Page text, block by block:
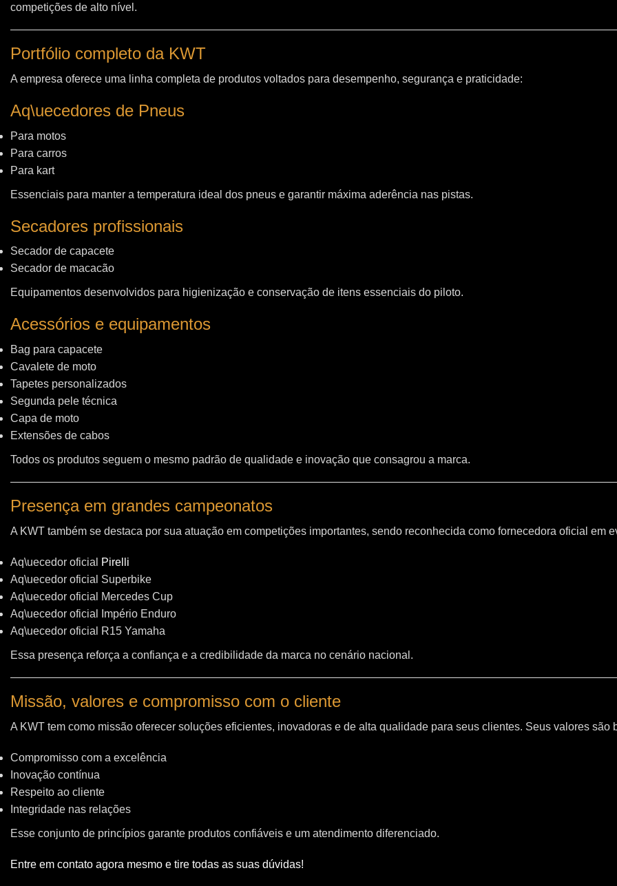
competições de alto nível.
Portfólio completo da KWT
A empresa oferece uma linha completa de produtos voltados para desempenho, segurança e praticidade:
Aq\uecedores de Pneus
Para motos
Para carros
Para kart
Essenciais para manter a temperatura ideal dos pneus e garantir máxima aderência nas pistas.
Secadores profissionais
Secador de capacete
Secador de macacão
Equipamentos desenvolvidos para higienização e conservação de itens essenciais do piloto.
Acessórios e equipamentos
Bag para capacete
Cavalete de moto
Tapetes personalizados
Segunda pele técnica
Capa de moto
Extensões de cabos
Todos os produtos seguem o mesmo padrão de qualidade e inovação que consagrou a marca.
Presença em grandes campeonatos
A KWT também se destaca por sua atuação em competições importantes, sendo reconhecida como fornecedora oficial em
Aq\uecedor oficial
Pirelli
Aq\uecedor oficial Superbike
Aq\uecedor oficial Mercedes Cup
Aq\uecedor oficial Império Enduro
Aq\uecedor oficial R15 Yamaha
Essa presença reforça a confiança e a credibilidade da marca no cenário nacional.
Missão, valores e compromisso com o cliente
A KWT tem como missão oferecer soluções eficientes, inovadoras e de alta qualidade para seus clientes. Seus valores são
Compromisso com a excelência
Inovação contínua
Respeito ao cliente
Integridade nas relações
Esse conjunto de princípios garante produtos confiáveis e um atendimento diferenciado.
Entre em contato agora mesmo e tire todas as suas dúvidas!